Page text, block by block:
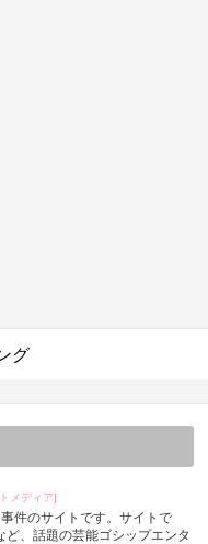
グ
メディア]
件のサイトです。サイトで
、話題の芸能ゴシップエンタ